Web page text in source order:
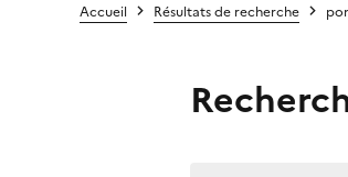
Accueil Résultats de recherche